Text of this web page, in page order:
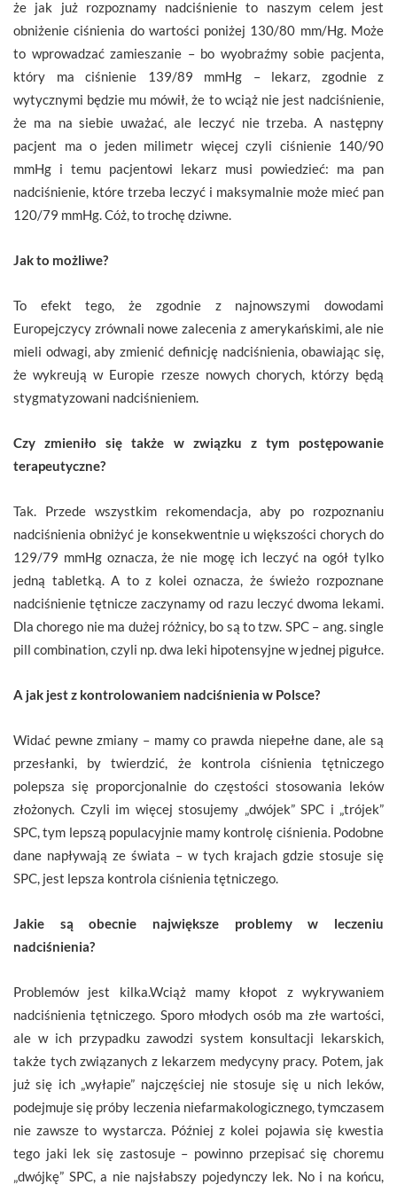
że jak już rozpoznamy nadciśnienie to naszym celem jest
obniżenie ciśnienia do wartości poniżej 130/80 mm/Hg. Może
to wprowadzać zamieszanie – bo wyobraźmy sobie pacjenta,
który ma ciśnienie 139/89 mmHg – lekarz, zgodnie z
wytycznymi będzie mu mówił, że to wciąż nie jest nadciśnienie,
że ma na siebie uważać, ale leczyć nie trzeba. A następny
pacjent ma o jeden milimetr więcej czyli ciśnienie 140/90
mmHg i temu pacjentowi lekarz musi powiedzieć: ma pan
nadciśnienie, które trzeba leczyć i maksymalnie może mieć pan
120/79 mmHg. Cóż, to trochę dziwne.
Jak to możliwe?
To efekt tego, że zgodnie z najnowszymi dowodami
Europejczycy zrównali nowe zalecenia z amerykańskimi, ale nie
mieli odwagi, aby zmienić definicję nadciśnienia, obawiając się,
że wykreują w Europie rzesze nowych chorych, którzy będą
stygmatyzowani nadciśnieniem.
Czy zmieniło się także w związku z tym postępowanie
terapeutyczne?
Tak. Przede wszystkim rekomendacja, aby po rozpoznaniu
nadciśnienia obniżyć je konsekwentnie u większości chorych do
129/79 mmHg oznacza, że nie mogę ich leczyć na ogół tylko
jedną tabletką. A to z kolei oznacza, że świeżo rozpoznane
nadciśnienie tętnicze zaczynamy od razu leczyć dwoma lekami.
Dla chorego nie ma dużej różnicy, bo są to tzw. SPC – ang. single
pill combination, czyli np. dwa leki hipotensyjne w jednej pigułce.
A jak jest z kontrolowaniem nadciśnienia w Polsce?
Widać pewne zmiany – mamy co prawda niepełne dane, ale są
przesłanki, by twierdzić, że kontrola ciśnienia tętniczego
polepsza się proporcjonalnie do częstości stosowania leków
złożonych. Czyli im więcej stosujemy „dwójek” SPC i „trójek”
SPC, tym lepszą populacyjnie mamy kontrolę ciśnienia. Podobne
dane napływają ze świata – w tych krajach gdzie stosuje się
SPC, jest lepsza kontrola ciśnienia tętniczego.
Jakie są obecnie największe problemy w leczeniu
nadciśnienia?
Problemów jest kilka.Wciąż mamy kłopot z wykrywaniem
nadciśnienia tętniczego. Sporo młodych osób ma złe wartości,
ale w ich przypadku zawodzi system konsultacji lekarskich,
także tych związanych z lekarzem medycyny pracy. Potem, jak
już się ich „wyłapie” najczęściej nie stosuje się u nich leków,
podejmuje się próby leczenia niefarmakologicznego, tymczasem
nie zawsze to wystarcza. Później z kolei pojawia się kwestia
tego jaki lek się zastosuje – powinno przepisać się choremu
„dwójkę” SPC, a nie najsłabszy pojedynczy lek. No i na końcu,